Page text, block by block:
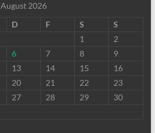
August 2026
D F S
S
1
2
6 7 8
9
13 14 15
16
20 21 22
23
27 28 29
30